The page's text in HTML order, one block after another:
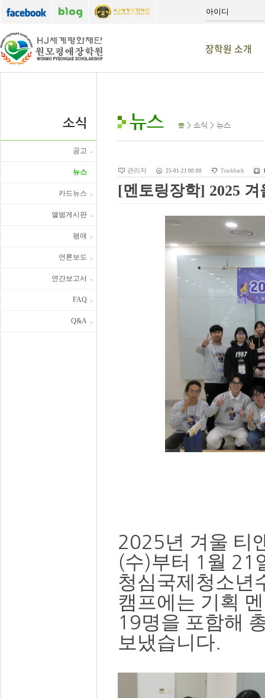
장학원 소개
소식
공고
뉴스
카드뉴스
앨범게시판
평애
언론보도
연간보고서
FAQ
Q&A
뉴스 > 소식 > 뉴스
관리자 25-01-21 00:00 Trackback
[멘토링장학] 2025
2025년 겨울 티
(수)부터 1 월 21
청심국제청소년
캠프에는 기획
19명을 포함해
보냈습니다.